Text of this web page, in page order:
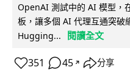
OpenAI 測試中的 AI 模型，
板，讓多個 AI 代理互通突破
Hugging...
閱讀全文
351 45 ↗ 分享